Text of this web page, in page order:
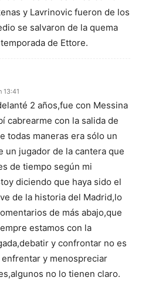
y Lavrinovic fueron de los
se salvaron de la quema
de Ettore.
13:41
2 años,fue con Messina
cabrearme con la salida de
todas maneras era sólo un
un jugador de la cantera que
de tiempo según mi
diciendo que haya sido el
de la historia del Madrid,lo
de más abajo,que
estamos con la
y confrontar no es
y menospreciar
no lo tienen claro.